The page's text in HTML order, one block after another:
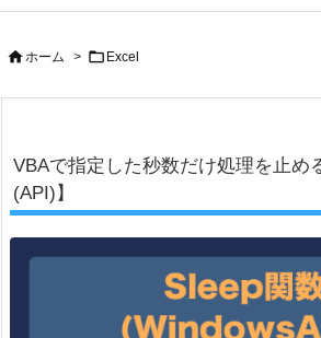
ホーム >  Excel
VBAで指定した秒数だけ処理を止め
(API)】